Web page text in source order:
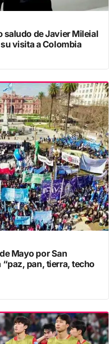
saludo de Javier Mileial
visita a Colombia
Mayo por San
pan, tierra, techo